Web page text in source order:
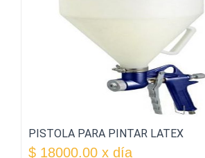
PISTOLA PARA PINTAR LATEX
$ 18000.00 x día